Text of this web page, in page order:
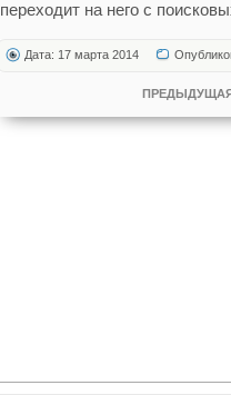
переходит на него с
Дата: 17 марта 2014